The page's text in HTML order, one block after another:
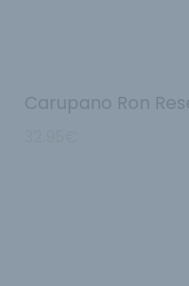
Carupano Ron